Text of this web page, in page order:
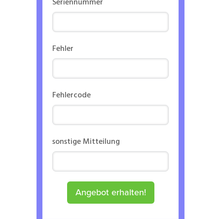
Fehler
Fehlercode
sonstige Mitteilung
Angebot erhalten!